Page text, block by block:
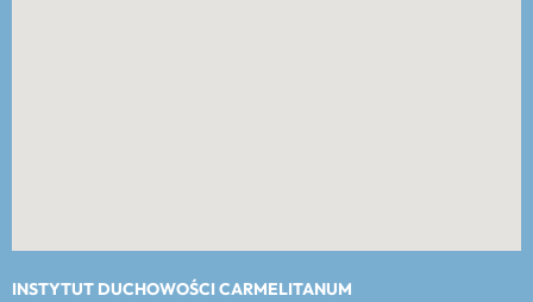
INSTYTUT DUCHOWOŚCI CARMELITANUM